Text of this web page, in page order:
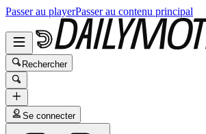
Passer au playerPasser au contenu principal
Rechercher
Se connecter